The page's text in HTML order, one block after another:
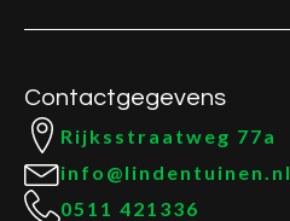
Contactgegevens
Rijksstraatweg 77a
info@lindentuinen.nl
0511 421336